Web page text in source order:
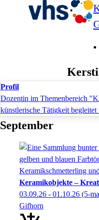
Profil
Dozentin im Themenbereich
künstlerische Tätigkeit
September
Keramikobjekte –
03.09.26 - 01.10.26 (5-
Gifhorn